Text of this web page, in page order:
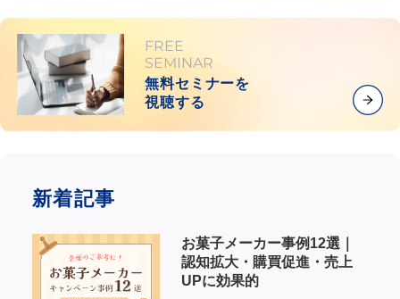
新着記事
お菓子メーカー事例12選｜
認知拡大・購買促進・売上
UPに効果的
FREE
SEMINAR
無料セミナーを
視聴する